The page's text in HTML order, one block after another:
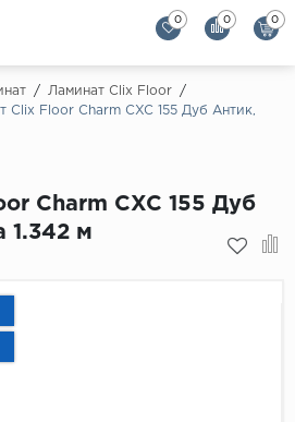
Назад
Alloc
Alpine Floor
0 0 0
/ Ламинат Clix Floor
/
Clix Floor Charm CXC 155 Дуб Антик,
Charm CXC 155 Дуб
1.342 м